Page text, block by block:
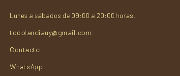
Lunes a sábados de 09:00 a 20:00 horas.
todolandiauy@gmail.com
Contacto
WhatsApp